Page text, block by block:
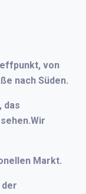
von
nach Süden.
das
Markt.
der